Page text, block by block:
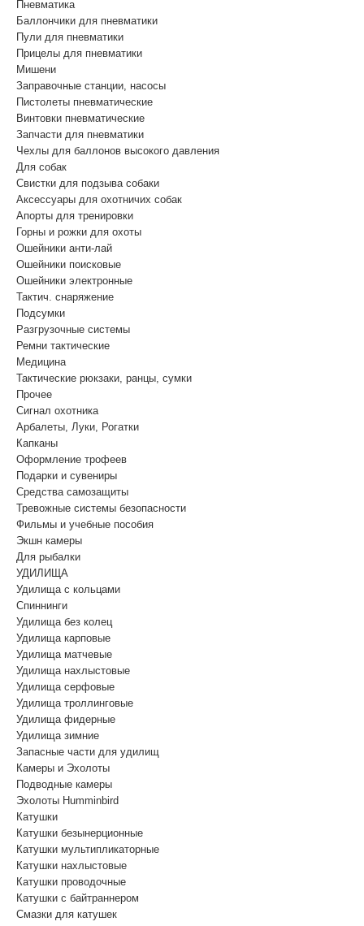
Пневматика
Баллончики для пневматики
Пули для пневматики
Прицелы для пневматики
Мишени
Заправочные станции, насосы
Пистолеты пневматические
Винтовки пневматические
Запчасти для пневматики
Чехлы для баллонов высокого давления
Для собак
Свистки для подзыва собаки
Аксессуары для охотничих собак
Апорты для тренировки
Горны и рожки для охоты
Ошейники анти-лай
Ошейники поисковые
Ошейники электронные
Тактич. снаряжение
Подсумки
Разгрузочные системы
Ремни тактические
Медицина
Тактические рюкзаки, ранцы, сумки
Прочее
Сигнал охотника
Арбалеты, Луки, Рогатки
Капканы
Оформление трофеев
Подарки и сувениры
Средства самозащиты
Тревожные системы безопасности
Фильмы и учебные пособия
Экшн камеры
Для рыбалки
УДИЛИЩА
Удилища с кольцами
Спиннинги
Удилища без колец
Удилища карповые
Удилища матчевые
Удилища нахлыстовые
Удилища серфовые
Удилища троллинговые
Удилища фидерные
Удилища зимние
Запасные части для удилищ
Камеры и Эхолоты
Подводные камеры
Эхолоты Humminbird
Катушки
Катушки безынерционные
Катушки мультипликаторные
Катушки нахлыстовые
Катушки проводочные
Катушки с байтраннером
Смазки для катушек